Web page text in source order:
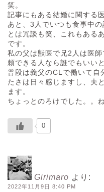
笑。
記事にもある結婚に関する
あと、3人でいつも食事中
とは冗談も笑、これもある
です。
私の父は獣医で兄2人は医
頼できる人なら誰でもいい
普段は義父のCLで働いて自
たさは日々感じますし、夫
ます。
ちょっとのろけでした。。ね
0
Girimaro より:
2022年11月9日 8:40 PM